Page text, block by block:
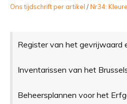
BELEVEN
Ons tijdschrift per artikel /Nr34:
Register van het gevrijwaard
Inventarissen van het
Beheersplannen voor het